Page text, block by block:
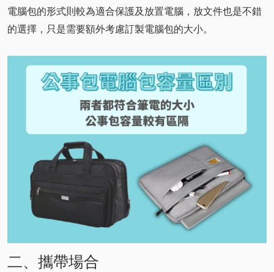
電腦包的形式則較為適合保護及放置電腦，放文件也是不錯
的選擇，只是需要額外考慮訂製電腦包的大小。
二、攜帶場合